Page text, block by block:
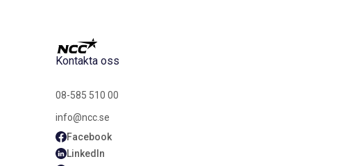
Kontakta oss
08-585 510 00
info@ncc.se
Facebook
LinkedIn